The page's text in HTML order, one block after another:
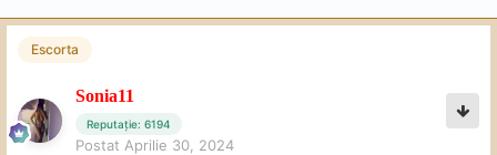
Escorta
Sonia11
Reputație: 6194
Postat Aprilie 30, 2024